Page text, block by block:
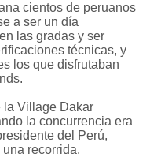
cientos de peruanos
a ser un día
las gradas y ser
técnicas, y
los que disfrutaban
la Village Dakar
la concurrencia era
del Perú,
recorrida.